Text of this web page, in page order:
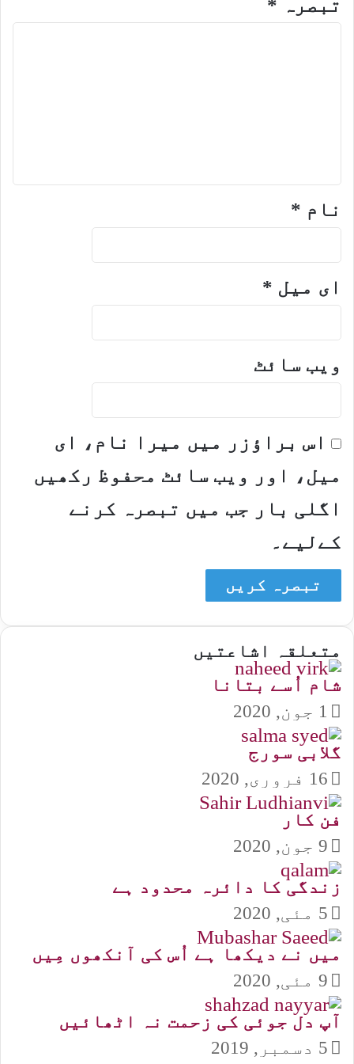
تبصرہ *
نام *
ای میل *
ویب‌ سائٹ
اس براؤزر میں میرا نام، ای
میل، اور ویب سائٹ محفوظ رکھیں
اگلی بار جب میں تبصرہ کرنے
کےلیے۔
متعلقہ اشاعتیں
شام اُسے بتانا
1 جون, 2020
گلابی سورج
16 فروری, 2020
فن کار
9 جون, 2020
زندگی کا دائرہ محدود ہے
5 مئی, 2020
میں نے دیکھا ہے اُس کی آنکھوں مِیں
9 مئی, 2020
آپ دل جوئی کی زحمت نہ اٹھائیں
5 دسمبر, 2019